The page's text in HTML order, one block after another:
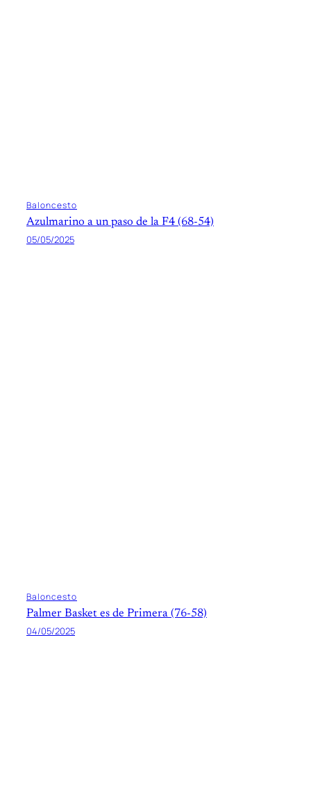
Baloncesto
Azulmarino a un paso de la F4 (68-54)
05/05/2025
Baloncesto
Palmer Basket es de Primera (76-58)
04/05/2025